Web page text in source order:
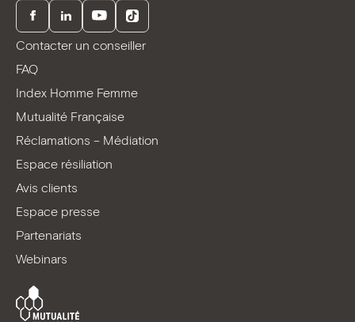
FacebookLinkedInYoutubeTikTok
Contacter un conseiller
FAQ
Index Homme Femme
Mutualité Française
Réclamations – Médiation
Espace résiliation
Avis clients
Espace presse
Partenariats
Webinars